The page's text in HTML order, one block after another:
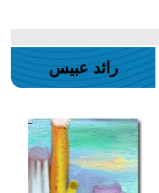
رائد عبيس